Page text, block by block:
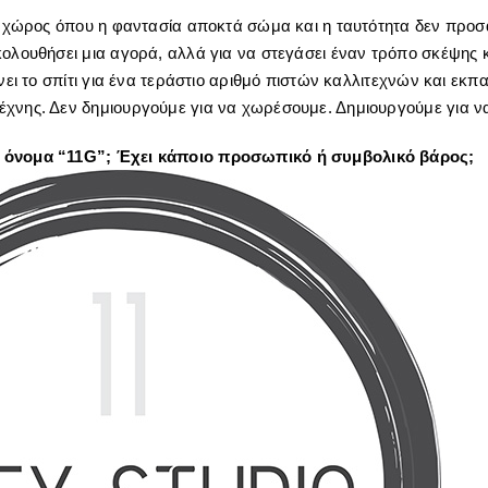
χώρος όπου η φαντασία αποκτά σώμα και η ταυτότητα δεν
μια αγορά, αλλά για να στεγάσει έναν τρόπο σκέψης
το σπίτι για ένα τεράστιο αριθμό πιστών καλλιτεχνών και
Δεν δημιουργούμε για να χωρέσουμε. Δημιουργούμε για
“11G”; Έχει κάποιο προσωπικό ή συμβολικό βάρος;